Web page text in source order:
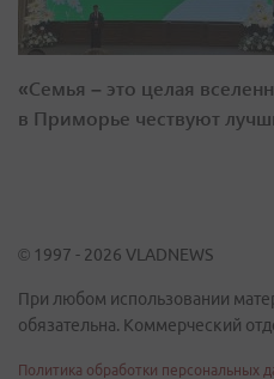
«Семья – это целая
в Приморье чествуют
© 1997 - 2026 VLADNEWS
При любом использовании
обязательна. Коммерческий
Политика обработки персональных